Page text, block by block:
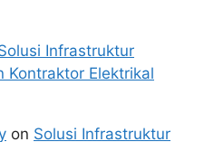
Infrastruktur
Kontraktor Elektrikal
on Solusi Infrastruktur